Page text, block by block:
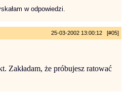
w odpowiedzi.
25-03-2002 13:00:12 [#05]
Zakładam, że próbujesz ratować